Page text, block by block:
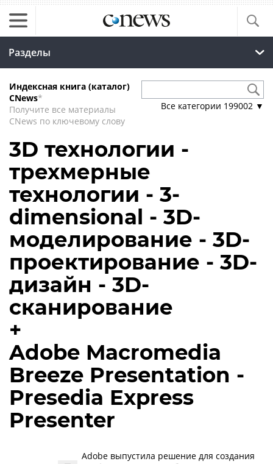
Разделы
Индексная книга (каталог)
CNews*
Получите все материалы
CNews по ключевому слову
Все категории 199002 ▼
3D технологии -
трехмерные
технологии - 3-
dimensional - 3D-
моделирование - 3D-
проектирование - 3D-
дизайн - 3D-
сканирование
+
Adobe Macromedia
Breeze Presentation -
Presedia Express
Presenter
Adobe выпустила решение для создания